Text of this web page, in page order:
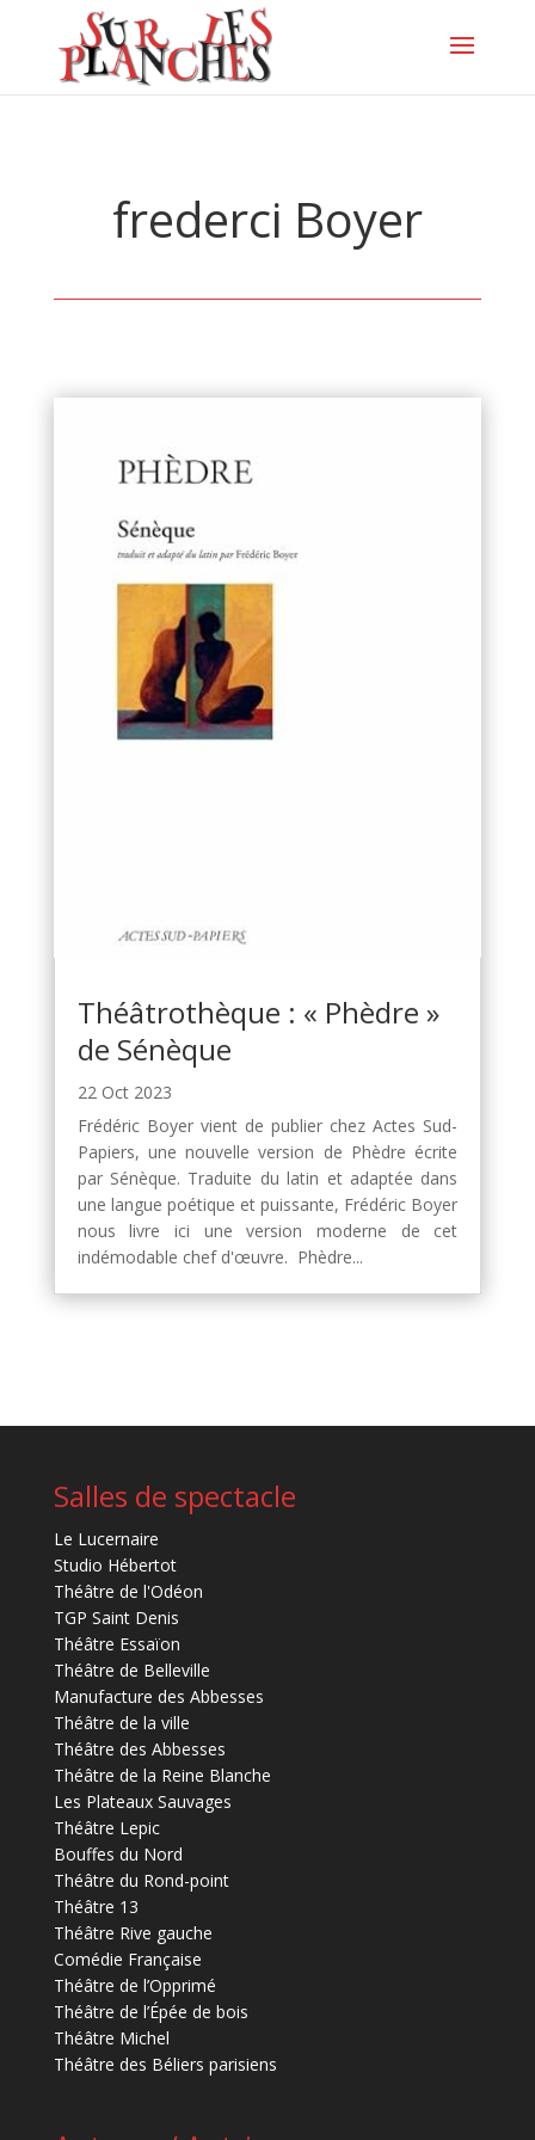
frederci Boyer
Théâtrothèque : « Phèdre »
de Sénèque
22 Oct 2023
Frédéric Boyer vient de publier chez Actes Sud-
Papiers, une nouvelle version de Phèdre écrite
par Sénèque. Traduite du latin et adaptée dans
une langue poétique et puissante, Frédéric Boyer
nous livre ici une version moderne de cet
indémodable chef d'œuvre. Phèdre...
Salles de spectacle
Le Lucernaire
Studio Hébertot
Théâtre de l'Odéon
TGP Saint Denis
Théâtre Essaïon
Théâtre de Belleville
Manufacture des Abbesses
Théâtre de la ville
Théâtre des Abbesses
Théâtre de la Reine Blanche
Les Plateaux Sauvages
Théâtre Lepic
Bouffes du Nord
Théâtre du Rond-point
Théâtre 13
Théâtre Rive gauche
Comédie Française
Théâtre de l’Opprimé
Théâtre de l’Épée de bois
Théâtre Michel
Théâtre des Béliers parisiens